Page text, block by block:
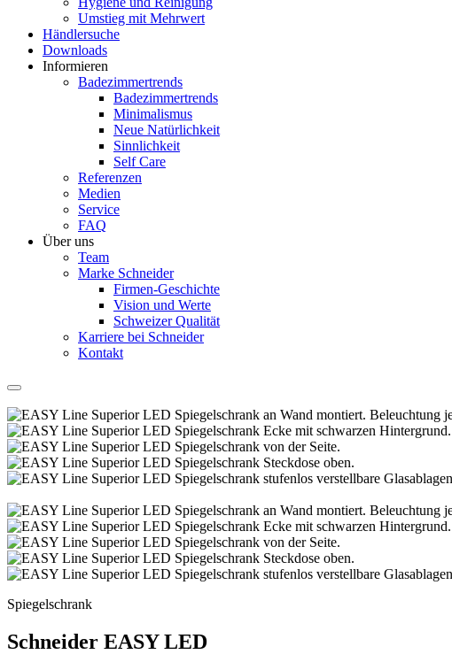
Umstieg mit Mehrwert
Händlersuche
Downloads
Informieren
Badezimmertrends
Badezimmertrends
Minimalismus
Neue Natürlichkeit
Sinnlichkeit
Self Care
Referenzen
Medien
Service
FAQ
Über uns
Team
Marke Schneider
Firmen-Geschichte
Vision und Werte
Schweizer Qualität
Karriere bei Schneider
Kontakt
Spiegelschrank
Schneider EASY LED